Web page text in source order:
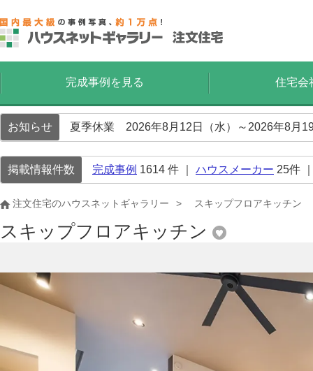
完成事例を見る 住宅会
お知らせ 夏季休業 2026年8月12日（水）～2026年8月
掲載情報件数 完成事例 1614 件 ｜ ハウスメーカー 25件
注文住宅のハウスネットギャラリー スキップフロアキッチン
スキップフロアキッチン